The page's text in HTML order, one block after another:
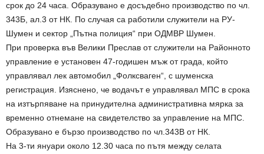
срок до 24 часа. Образувано е досъдебно производство по чл.
343Б, ал.3 от НК. По случая са работили служители на РУ-
Шумен и сектор „Пътна полиция“ при ОДМВР Шумен.
При проверка във Велики Преслав от служители на Районното
управление е установен 47-годишен мъж от града, който
управлявал лек автомобил „Фолксваген“, с шуменска
регистрация. Изяснено, че водачът е управлявал МПС в срока
на изтърпяване на принудителна административна мярка за
временно отнемане на свидетелство за управление на МПС.
Образувано е бързо производство по чл.343В от НК.
На 3-ти януари около 12.30 часа по пътя между селата